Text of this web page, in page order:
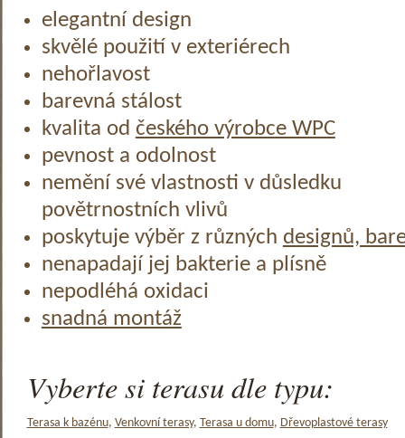
elegantní design
skvělé použití v exteriérech
nehořlavost
barevná stálost
kvalita od českého výrobce WPC
pevnost a odolnost
nemění své vlastnosti v důsledku
povětrnostních vlivů
poskytuje výběr z různých designů,
nenapadají jej bakterie a plísně
nepodléhá oxidaci
snadná montáž
Vyberte si terasu dle typu:
Terasa k bazénu, Venkovní terasy, Terasa u domu, Dřevoplastové terasy